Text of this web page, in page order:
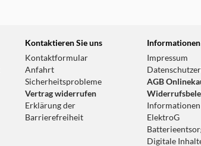
Kontaktieren Sie uns
Kontaktformular
Anfahrt
Sicherheitsprobleme
Vertrag widerrufen
Erklärung der
Barrierefreiheit
Informationen
Impressum
AGB
Informationen
ElektroG
Digitale